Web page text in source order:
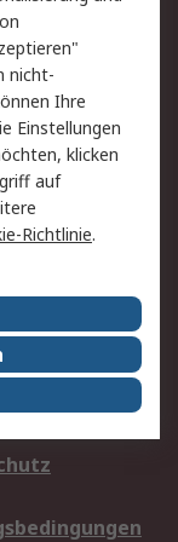
nicht-
Ihre
Einstellungen
klicken
auf
Richtlinie.